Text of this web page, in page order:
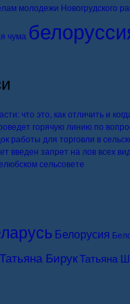
молодежи Новогрудского
чума
что это, как отличить и
горячую линию по
работы для торговли в
введен запрет на лов всех
сельсовете
Белорусия
Татьяна БирукТатьяна